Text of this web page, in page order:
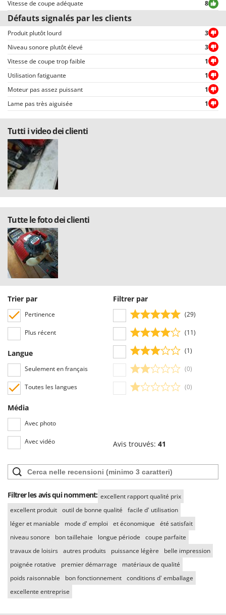
Troy-Bilt
U
Udor
Unger
V
Verdemax
Vesco
Volpi
W
Waldner
Weber
WIDU
Wiper EcoRobot
Wolf Garten
Wortex
Worx
Y Yard Force
Z
Zanon
Zephir
ZGrills
Zodiac
Vitesse de coupe adéquate
8
Défauts signalés par les clients
Produit plutôt lourd
3
Niveau sonore plutôt élevé
3
Vitesse de coupe trop faible
1
Utilisation fatiguante
1
Moteur pas assez puissant
1
Lame pas très aiguisée
1
Tutti i video dei clienti
Tutte le foto dei clienti
Trier par
Pertinence
Plus récent
Langue
Seulement en français
Toutes les langues
Média
Avec photo
Avec vidéo
Filtrer par
(29)
(11)
(1)
(0)
(0)
Avis trouvés: 41
Filtrer les avis qui nomment: excellent rapport qualité prix
excellent produit outil de bonne qualité
facile d' utilisation
léger et maniable
mode d' emploi et économique
été satisfait
niveau sonore
bon taillehaie longue période
coupe parfaite
travaux de loisirs autres produits puissance légère
belle impression
poignée rotative
premier démarrage
matériaux de qualité
poids raisonnable
bon fonctionnement conditions d' emballage
excellente entreprise